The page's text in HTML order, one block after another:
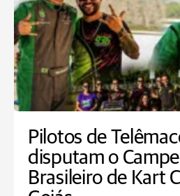
Pilotos de
disputam o
Brasileiro de Kart